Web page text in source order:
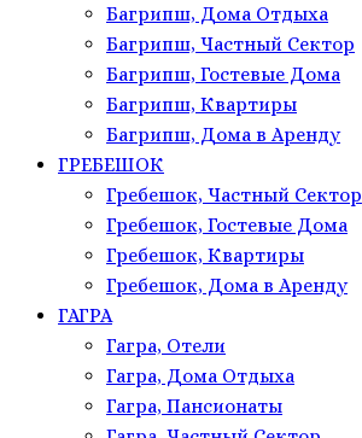
Багрипш, Дома Отдыха
Багрипш, Частный Сектор
Багрипш, Гостевые Дома
Багрипш, Квартиры
Багрипш, Дома в Аренду
ГРЕБЕШОК
Гребешок, Частный Сектор
Гребешок, Гостевые Дома
Гребешок, Квартиры
Гребешок, Дома в Аренду
ГАГРА
Гагра, Отели
Гагра, Дома Отдыха
Гагра, Пансионаты